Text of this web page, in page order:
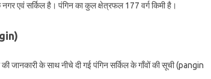
एवं सर्किल है। पंगिन का कुल क्षेत्रफल 177 वर्ग किमी है।
के साथ नीचे दी गई पंगिन सर्किल के गाँवों की सूची (pangin